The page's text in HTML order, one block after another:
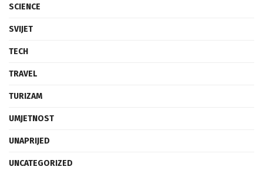
SCIENCE
SVIJET
TECH
TRAVEL
TURIZAM
UMJETNOST
UNAPRIJED
UNCATEGORIZED